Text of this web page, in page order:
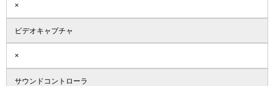
×
ビデオキャプチャ
×
サウンドコントローラ